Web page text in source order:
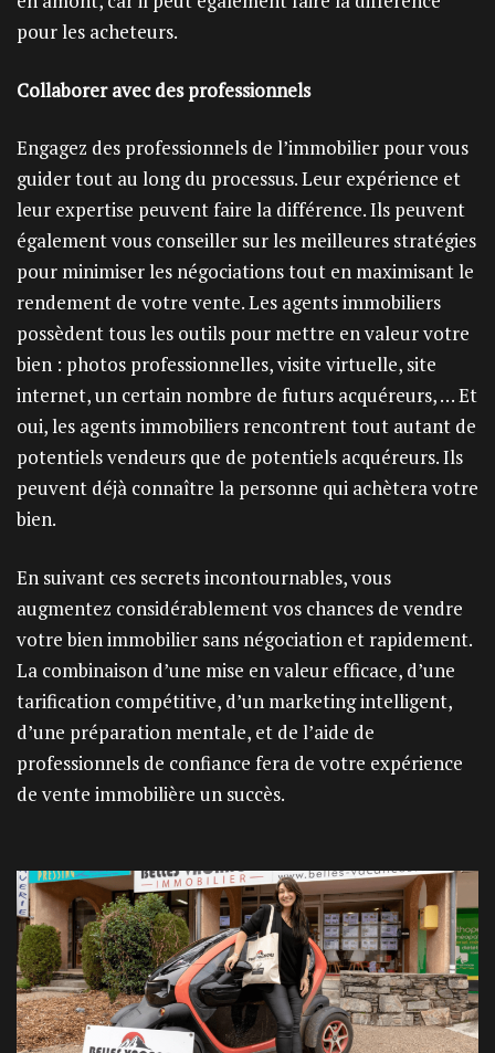
pour les acheteurs.
Collaborer avec des professionnels
Engagez des professionnels de l’immobilier pour vous
guider tout au long du processus. Leur expérience et
leur expertise peuvent faire la différence. Ils peuvent
également vous conseiller sur les meilleures stratégies
pour minimiser les négociations tout en maximisant le
rendement de votre vente. Les agents immobiliers
possèdent tous les outils pour mettre en valeur votre
bien : photos professionnelles, visite virtuelle, site
internet, un certain nombre de futurs acquéreurs, … Et
oui, les agents immobiliers rencontrent tout autant de
potentiels vendeurs que de potentiels acquéreurs. Ils
peuvent déjà connaître la personne qui achètera votre
bien.
En suivant ces secrets incontournables, vous
augmentez considérablement vos chances de vendre
votre bien immobilier sans négociation et rapidement.
La combinaison d’une mise en valeur efficace, d’une
tarification compétitive, d’un marketing intelligent,
d’une préparation mentale, et de l’aide de
professionnels de confiance fera de votre expérience
de vente immobilière un succès.